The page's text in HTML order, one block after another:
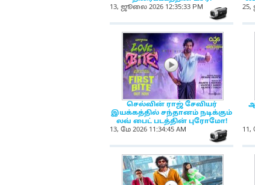
13, ஜூலை 2026 12:35:33 PM
25,
NewsIcon
செல்வின் ராஜ் சேவியர்
இயக்கத்தில் சந்தானம் நடிக்கும்
லவ் பைட் படத்தின் புரோமோ!
13, மே 2026 11:34:45 AM
11,